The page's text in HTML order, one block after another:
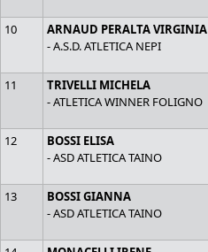
10
ARNAUD PERALTA VIRGINIA
- A.S.D. ATLETICA NEPI
11
TRIVELLI MICHELA
- ATLETICA WINNER FOLIGNO
12
BOSSI ELISA
- ASD ATLETICA TAINO
13
BOSSI GIANNA
- ASD ATLETICA TAINO